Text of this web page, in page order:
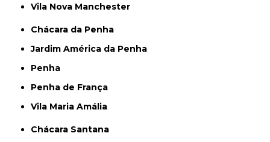
Vila Nova Manchester
Chácara da Penha
Jardim América da Penha
Penha
Penha de França
Vila Maria Amália
Chácara Santana